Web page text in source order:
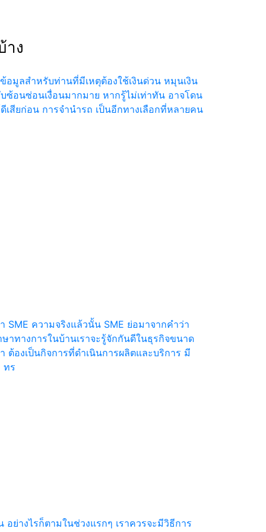
าง
มูลสำหรับท่านที่มีเหตุต้องใช้เงินด่วน หมุนเงิน
ซ้อนซ่อนเงื่อนมากมาย หากรู้ไม่เท่าทัน อาจโดน
สียก่อน การจำนำรถ เป็นอีกทางเลือกที่หลายคน
SME ความจริงแล้วนั้น SME ย่อมาจากคำว่า
าทางการในบ้านเราจะรู้จักกันดีในธุรกิจขนาด
ต้องเป็นกิจการที่ดำเนินการผลิตและบริการ มี
ทร
ย่างไรก็ตามในช่วงแรกๆ เราควรจะมีวิธีการ